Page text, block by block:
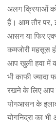
अलग क्रियाओं
हैं। आम तौर पर,
आसन या फिर
कमजोरी महसूस
आप खुली हवा में
भी काफी ज्यादा
रखने के लिए आप
योगआसन के
योगनिद्रा का